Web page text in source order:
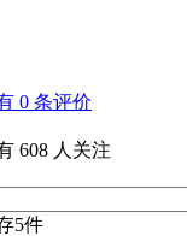
0 条评价
608 人关注
5件